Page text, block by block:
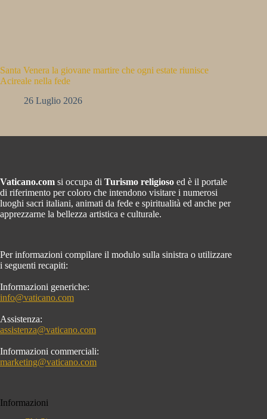
Santa Venera la giovane martire che ogni estate riunisce
Acireale nella fede
26 Luglio 2026
Vaticano.com si occupa di Turismo religioso ed è il portale
di riferimento per coloro che intendono visitare i numerosi
luoghi sacri italiani, animati da fede e spiritualità ed anche per
apprezzarne la bellezza artistica e culturale.
Per informazioni compilare il modulo sulla sinistra o utilizzare
i seguenti recapiti:
Informazioni generiche:
info@vaticano.com
Assistenza:
assistenza@vaticano.com
Informazioni commerciali:
marketing@vaticano.com
Informazioni